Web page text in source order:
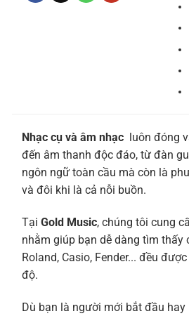
Nhạc cụ và âm nhạcluôn đóng
đến âm thanh độc đáo, từ đàn
ngôn ngữ toàn cầu mà còn là
và đôi khi là cả nỗi buồn.
Tại Gold Music, chúng tôi cung
nhằm giúp bạn dễ dàng tìm thấy
Roland, Casio, Fender... đều
độ.
Dù bạn là người mới bắt đầu